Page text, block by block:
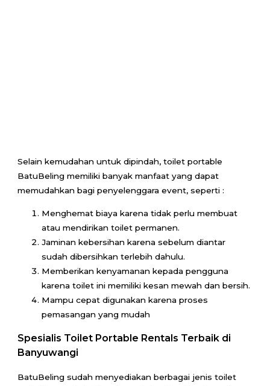
Selain kemudahan untuk dipindah, toilet portable
BatuBeling memiliki banyak manfaat yang dapat
memudahkan bagi penyelenggara event, seperti :
Menghemat biaya karena tidak perlu membuat
atau mendirikan toilet permanen.
Jaminan kebersihan karena sebelum diantar
sudah dibersihkan terlebih dahulu.
Memberikan kenyamanan kepada pengguna
karena toilet ini memiliki kesan mewah dan bersih.
Mampu cepat digunakan karena proses
pemasangan yang mudah
Spesialis Toilet Portable Rentals Terbaik di
Banyuwangi
BatuBeling sudah menyediakan berbagai jenis toilet